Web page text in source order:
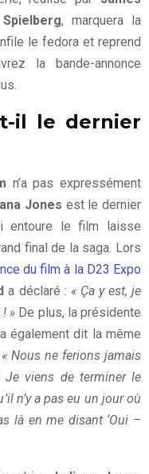
, marquera la
le fedora et reprend
la bande-annonce
il le dernier
n’a pas expressément
Jones est le dernier
entoure le film laisse
final de la saga. Lors
du film à la D23 Expo
a déclaré : « Ça y est, je
» De plus, la présidente
également dit la même
« Nous ne ferions jamais
Je viens de terminer le
n’y a pas eu un jour où
là en me disant ‘Oui –